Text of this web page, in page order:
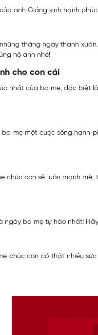
anh Giáng sinh hạnh
tháng ngày thanh
hộ anh nhé!
cho con cái
nhất của ba mẹ, đặc biệt
mẹ một cuộc sống hạnh
chúc con sẽ luôn mạnh
ngày ba mẹ tự hào nhất!
chúc con có thật nhiều